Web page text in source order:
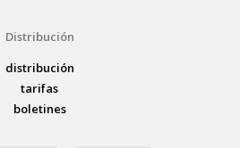
Distribución
distribución
tarifas
boletines